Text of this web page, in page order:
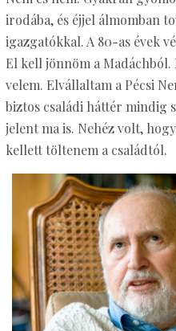
irodába, és éjjel álmomban
igazgatókkal. A 80-as évek
El kell jönnöm a Madáchból.
velem. Elvállaltam a Pécsi
biztos családi háttér mindig
jelent ma is. Nehéz volt,
kellett töltenem a családtól.